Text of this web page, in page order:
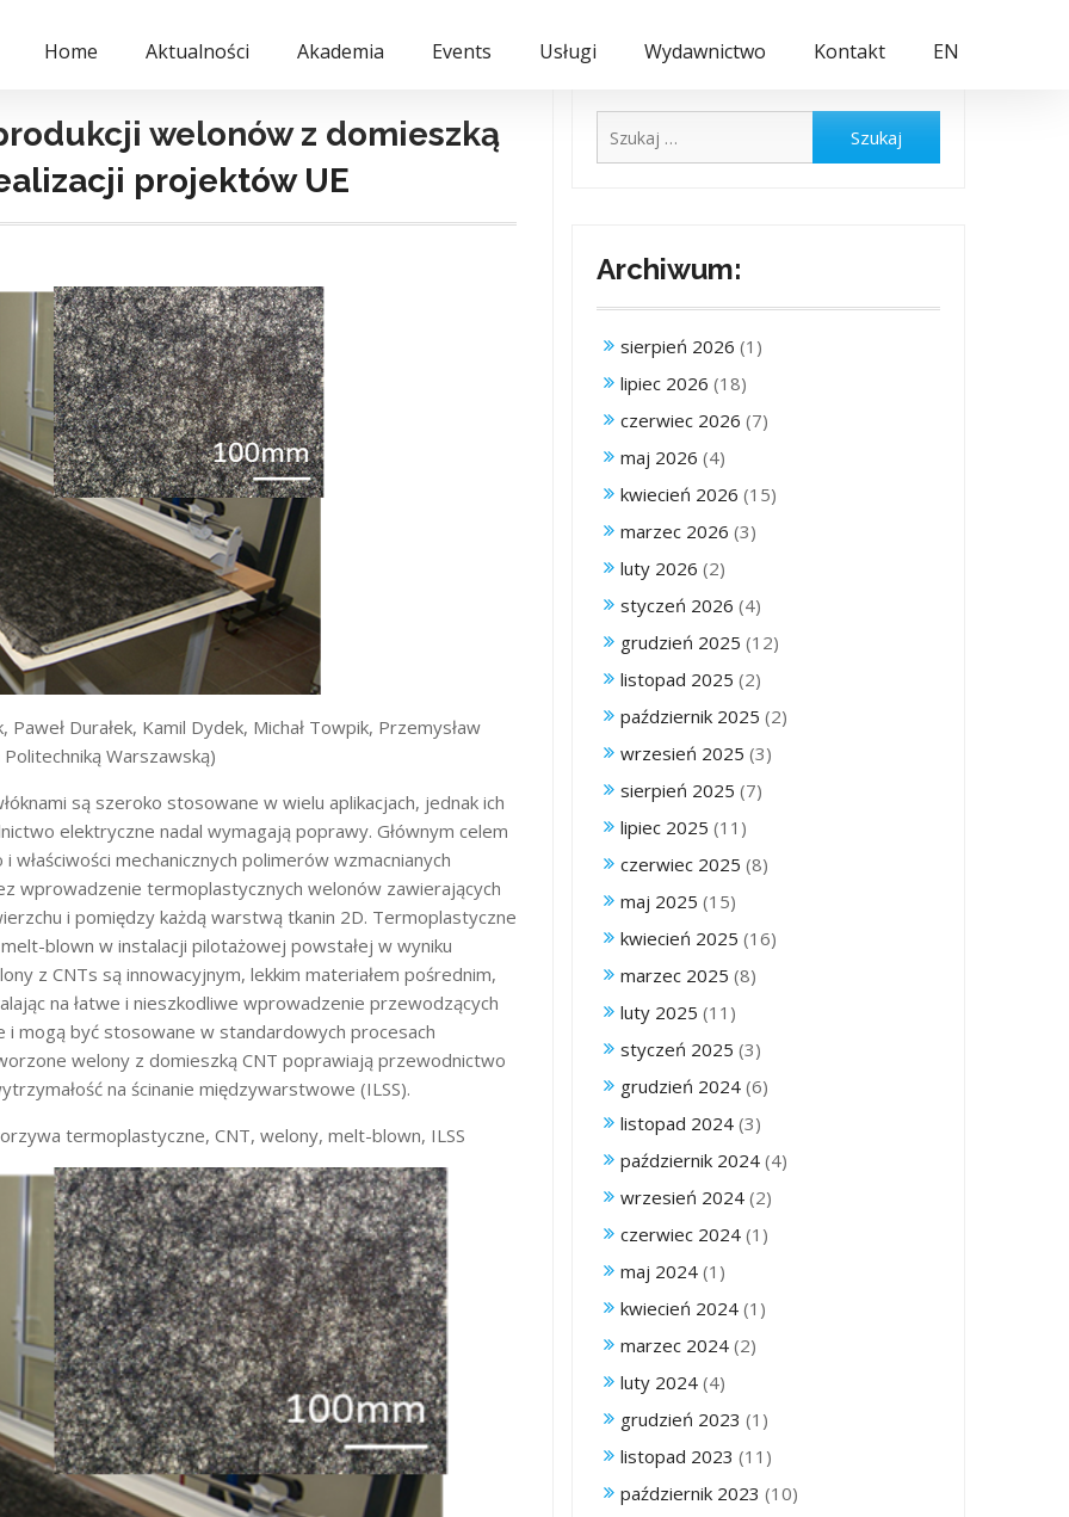
Home Aktualności Akademia Events Usługi Wydawnictwo Kontakt EN
welonów z domieszką
projektów UE
Durałek, Kamil Dydek, Michał Towpik, Przemysław
Warszawską)
są szeroko stosowane w wielu aplikacjach, jednak ich
elektryczne nadal wymagają poprawy. Głównym celem
mechanicznych polimerów wzmacnianych
wprowadzenie termoplastycznych welonów zawierających
i pomiędzy każdą warstwą tkanin 2D. Termoplastyczne
blown w instalacji pilotażowej powstałej w wyniku
z CNTs są innowacyjnym, lekkim materiałem pośrednim,
na łatwe i nieszkodliwe wprowadzenie przewodzących
i mogą być stosowane w standardowych procesach
welony z domieszką CNT poprawiają przewodnictwo
na ścinanie międzywarstwowe (ILSS).
termoplastyczne, CNT, welony, melt-blown, ILSS
Archiwum:
sierpień 2026 (1)
lipiec 2026 (18)
czerwiec 2026 (7)
maj 2026 (4)
kwiecień 2026 (15)
marzec 2026 (3)
luty 2026 (2)
styczeń 2026 (4)
grudzień 2025 (12)
listopad 2025 (2)
październik 2025 (2)
wrzesień 2025 (3)
sierpień 2025 (7)
lipiec 2025 (11)
czerwiec 2025 (8)
maj 2025 (15)
kwiecień 2025 (16)
marzec 2025 (8)
luty 2025 (11)
styczeń 2025 (3)
grudzień 2024 (6)
listopad 2024 (3)
październik 2024 (4)
wrzesień 2024 (2)
czerwiec 2024 (1)
maj 2024 (1)
kwiecień 2024 (1)
marzec 2024 (2)
luty 2024 (4)
grudzień 2023 (1)
listopad 2023 (11)
październik 2023 (10)